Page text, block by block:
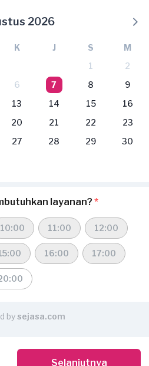
2026
K J S
M
1
2
6 7 8
9
13 14 15
16
20 21 22
23
27 28 29
30
layanan? *
10:00 11:00 12:00
16:00 17:00
bysejasa.com
Selanjutnya